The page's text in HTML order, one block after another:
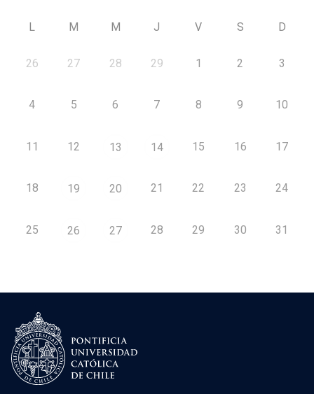
L M M J V S D
26 27 28 29 1 2 3
4 5 6 7 8 9 10
11 12 13 14 15 16 17
18 19 20 21 22 23 24
25 26 27 28 29 30 31